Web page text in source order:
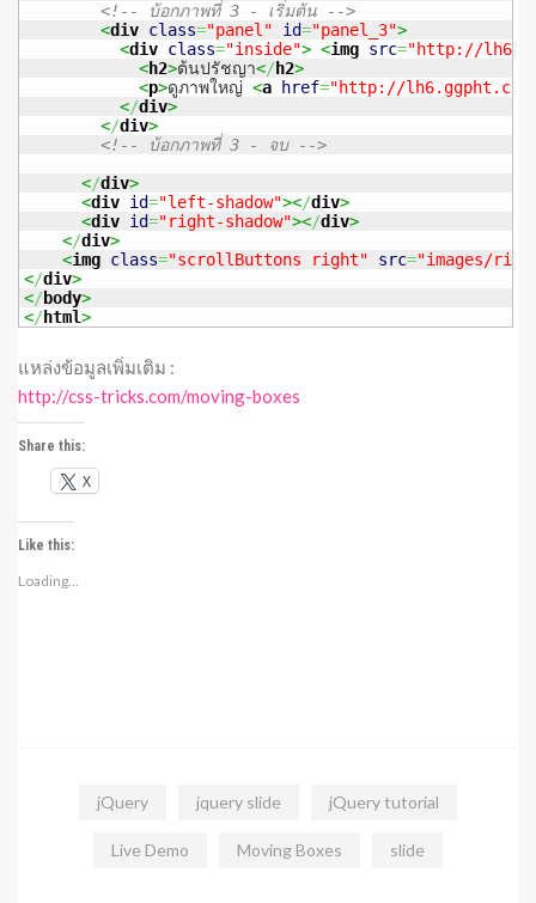
<!-- บ้อกภาพที่ 3 - เริ่มต้น -->
<div class="panel" id="panel_3">
<div class="inside"> <img src="http://
<h2>ต้นปรัชญา</ h2>
<p>ดูภาพใหญ่ <a href="http://lh6.ggpht.com/
</div>
</div>
<!-- บ้อกภาพที่ 3 - จบ -->
</div>
<div id="left-shadow"></div>
<div id="right-shadow"></div>
</div>
<img class="scrollButtons right" src="images/
</div>
</ body>
</html>
แหล่งข้อมูลเพิ่มเติม :
http://css-tricks.com/moving-boxes
Share this:
X
Like this:
Loading...
jQuery jquery slide jQuery tutorial
Live Demo Moving Boxes slide